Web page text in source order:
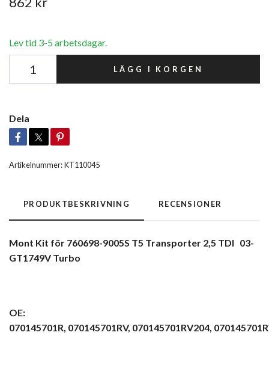
Lev tid 3-5 arbetsdagar.
LÄGG I KORGEN
Dela
Artikelnummer:KT110045
PRODUKTBESKRIVNING RECENSIONER
Mont Kit för 760698-9005S T5 Transporter 2,5 TDI 03-
GT1749V Turbo
OE:
070145701R, 070145701RV, 070145701RV204,